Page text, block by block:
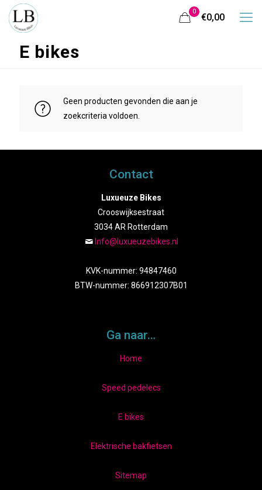
0
€0,00
E bikes
Geen producten gevonden die aan je
zoekcriteria voldoen.
Contact
Luxueuze Bikes
Crooswijksestraat
3034 AR Rotterdam
Info@luxueuzebikes.nl
KVK-nummer: 94847460
BTW-nummer: 866912307B01
Ga naar…
Home
Speed pedelecs
E bikes
Elektrische bakfietsen
Sitemap